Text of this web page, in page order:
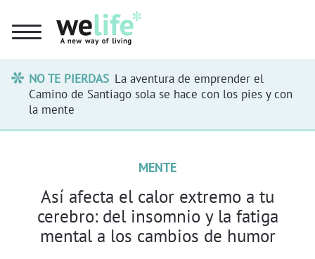
NO TE PIERDAS La aventura de emprender el
Camino de Santiago sola se hace con los pies y con
la mente
MENTE
Así afecta el calor extremo a tu
cerebro: del insomnio y la fatiga
mental a los cambios de humor